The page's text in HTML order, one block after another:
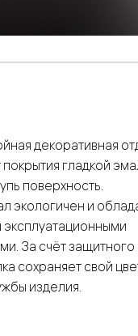
декоративная
гладкой
поверхность.
экологичен и
За счёт защитного
сохраняет свой
изделия.